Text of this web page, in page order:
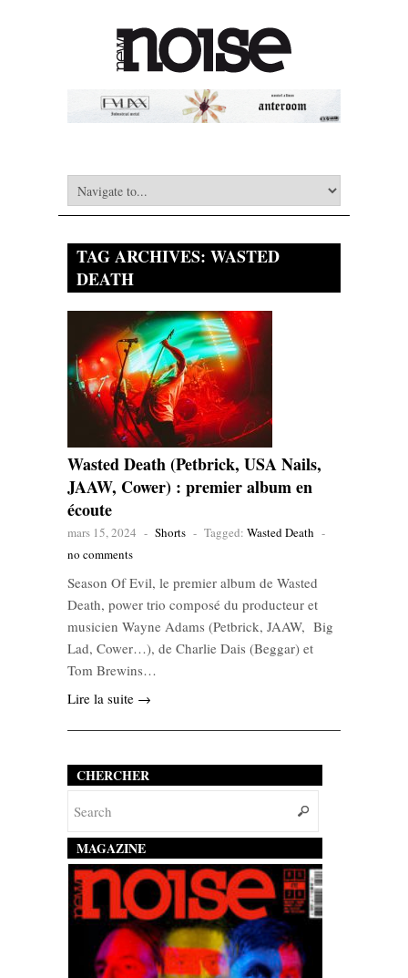
TAG ARCHIVES: WASTED
DEATH
Wasted Death (Petbrick, USA Nails,
JAAW, Cower) : premier album en
écoute
mars 15, 2024 - Shorts - Tagged: Wasted Death -
no comments
Season Of Evil, le premier album de Wasted
Death, power trio composé du producteur et
musicien Wayne Adams (Petbrick, JAAW, Big
Lad, Cower…), de Charlie Dais (Beggar) et
Tom Brewins…
Lire la suite →
CHERCHER
MAGAZINE